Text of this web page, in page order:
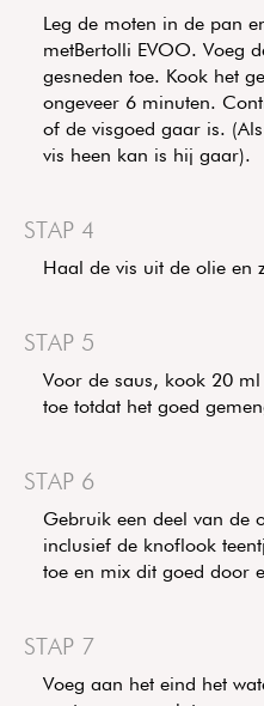
Leg de moten in de pan
metBertolli EVOO. Voeg
gesneden toe. Kook het
ongeveer 6 minuten.
of de visgoed gaar is.
vis heen kan is hij gaar).
STAP 4
Haal de vis uit de olie en
STAP 5
Voor de saus, kook 20
toe totdat het goed
STAP 6
Gebruik een deel van de
inclusief de knoflook
toe en mix dit goed door
STAP 7
Voeg aan het eind het